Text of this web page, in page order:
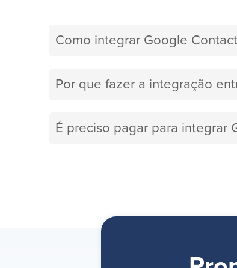
Como integrar Google
Por que fazer a integração
É preciso pagar para integrar